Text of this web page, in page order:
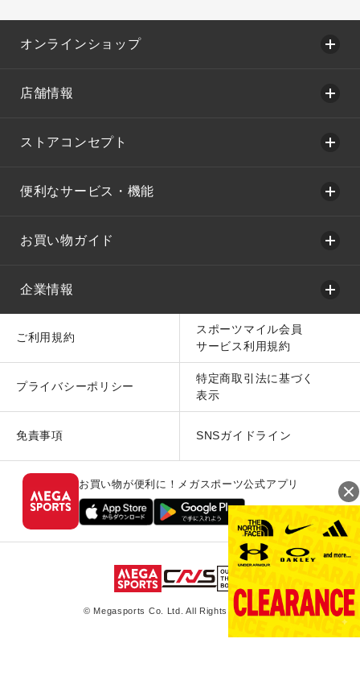
オンラインショップ
店舗情報
ストアコンセプト
便利なサービス・機能
お買い物ガイド
企業情報
ご利用規約
スポーツマイル会員
サービス利用規約
プライバシーポリシー
特定商取引法に基づく
表示
免責事項 SNSガイドライン
お買い物が便利に！メガスポーツ公式アプリ
© Megasports Co. Ltd. All Rights Reserved.